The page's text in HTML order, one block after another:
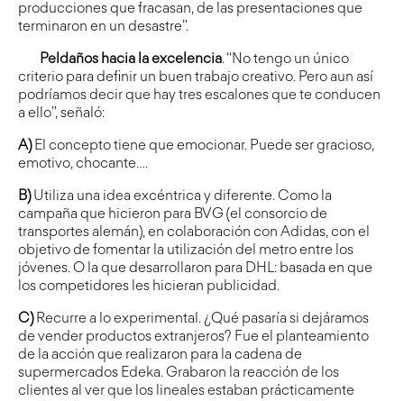
producciones que fracasan, de las presentaciones que
terminaron en un desastre”.
Peldaños hacia la excelencia. “No tengo un único
criterio para definir un buen trabajo creativo. Pero aun así
podríamos decir que hay tres escalones que te conducen
a ello”, señaló:
A) El concepto tiene que emocionar. Puede ser gracioso,
emotivo, chocante….
B)Utiliza una idea excéntrica y diferente. Como la
campaña que hicieron para BVG (el consorcio de
transportes alemán), en colaboración con Adidas, con el
objetivo de fomentar la utilización del metro entre los
jóvenes. O la que desarrollaron para DHL: basada en que
los competidores les hicieran publicidad.
C) Recurre a lo experimental. ¿Qué pasaría si dejáramos
de vender productos extranjeros? Fue el planteamiento
de la acción que realizaron para la cadena de
supermercados Edeka. Grabaron la reacción de los
clientes al ver que los lineales estaban prácticamente